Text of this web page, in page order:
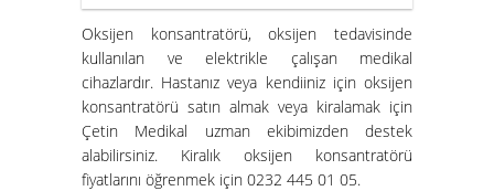
Oksijen konsantratörü, oksijen tedavisinde
kullanılan ve elektrikle çalışan medikal
cihazlardır. Hastanız veya kendiiniz için oksijen
konsantratörü satın almak veya kiralamak için
Çetin Medikal uzman ekibimizden destek
alabilirsiniz. Kiralık oksijen konsantratörü
fiyatlarını öğrenmek için 0232 445 01 05.